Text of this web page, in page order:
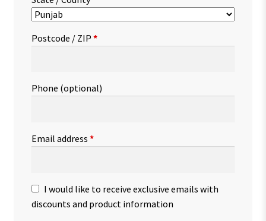
Postcode / ZIP *
Phone (optional)
Email address *
I would like to receive exclusive emails with
discounts and product information